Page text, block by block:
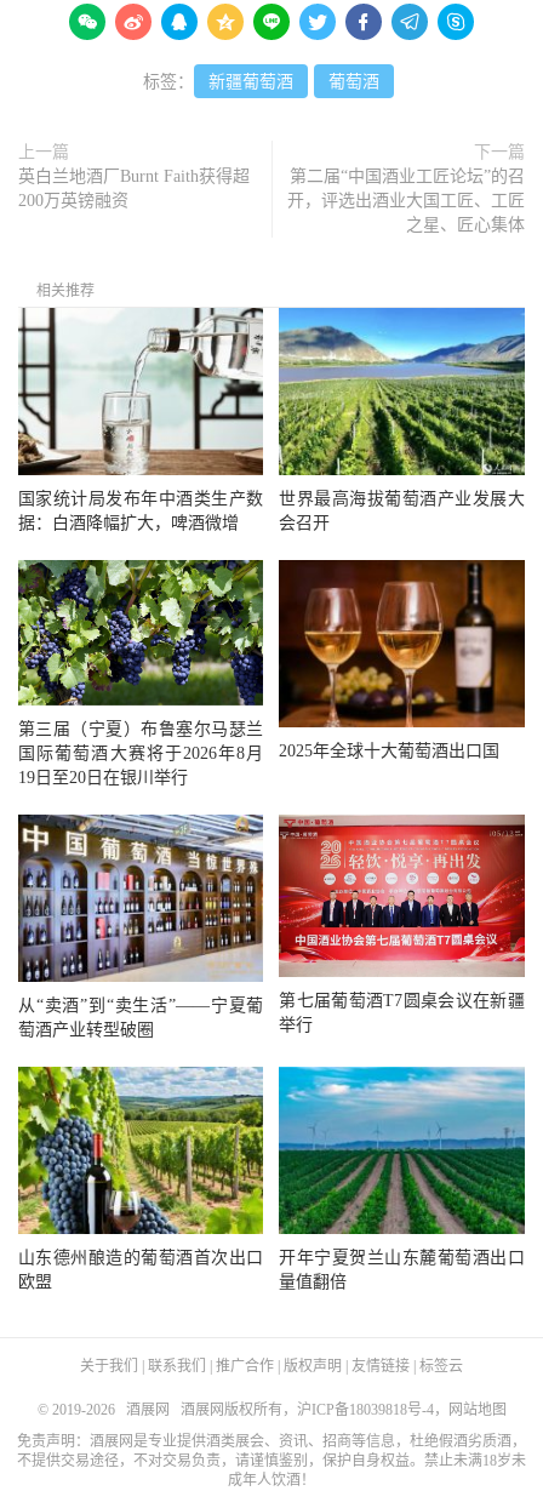
        
标签： 新疆葡萄酒 葡萄酒
上一篇
英白兰地酒厂Burnt Faith获得超
200万英镑融资
下一篇
第二届“中国酒业工匠论坛”的召
开，评选出酒业大国工匠、工匠
之星、匠心集体
相关推荐
国家统计局发布年中酒类生产数
据：白酒降幅扩大，啤酒微增
世界最高海拔葡萄酒产业发展大
会召开
第三届（宁夏）布鲁塞尔马瑟兰
国际葡萄酒大赛将于2026年8月
19日至20日在银川举行
2025年全球十大葡萄酒出口国
从“卖酒”到“卖生活”——宁夏葡
萄酒产业转型破圈
第七届葡萄酒T7圆桌会议在新疆
举行
山东德州酿造的葡萄酒首次出口
欧盟
开年宁夏贺兰山东麓葡萄酒出口
量值翻倍
关于我们 联系我们 推广合作 版权声明 友情链接 标签云
© 2019-2026 酒展网 酒展网版权所有， 沪ICP备18039818号-4，
网站地图
免责声明：酒展网是专业提供酒类展会、资讯、招商等信息，杜绝假酒劣质酒，
不提供交易途径，不对交易负责，请谨慎鉴别，保护自身权益。禁止未满18岁未
成年人饮酒！